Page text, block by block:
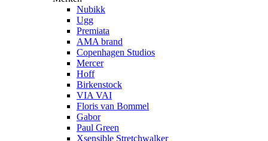
Nubikk
Ugg
Premiata
AMA brand
Copenhagen Studios
Mercer
Hoff
Birkenstock
VIA VAI
Floris van Bommel
Gabor
Paul Green
Xsensible Stretchwalker